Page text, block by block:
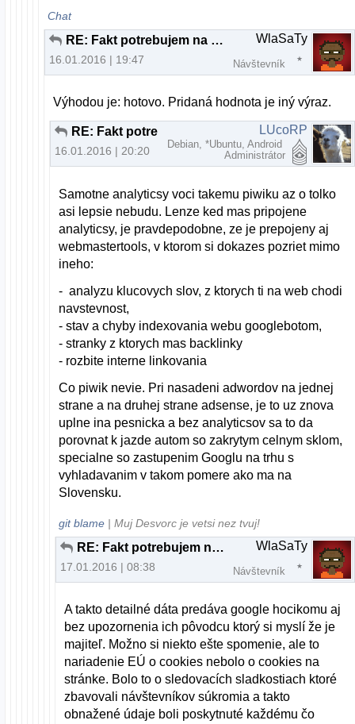
Chat
RE: Fakt potrebujem na prehliadanie webu nový počítač?
16.01.2016 | 19:47
WlaSaTy
Návštevník
Výhodou je: hotovo. Pridaná hodnota je iný výraz.
16.01.2016 | 20:20
LUcoRP
Debian, *Ubuntu, Android
Administrátor
Samotne analyticsy voci takemu piwiku az o tolko
asi lepsie nebudu. Lenze ked mas pripojene
analyticsy, je pravdepodobne, ze je prepojeny aj
webmastertools, v ktorom si dokazes pozriet mimo
ineho:
- analyzu klucovych slov, z ktorych ti na web chodi
navstevnost,
- stav a chyby indexovania webu googlebotom,
- stranky z ktorych mas backlinky
- rozbite interne linkovania
Co piwik nevie. Pri nasadeni adwordov na jednej
strane a na druhej strane adsense, je to uz znova
uplne ina pesnicka a bez analyticsov sa to da
porovnat k jazde autom so zakrytym celnym sklom,
specialne so zastupenim Googlu na trhu s
vyhladavanim v takom pomere ako ma na
Slovensku.
git blame | Muj Desvorc je vetsi nez tvuj!
RE: Fakt potrebujem na prehliadanie webu nový počítač?
17.01.2016 | 08:38
WlaSaTy
Návštevník
A takto detailné dáta predáva google hocikomu aj
bez upozornenia ich pôvodcu ktorý si myslí že je
majiteľ. Možno si niekto ešte spomenie, ale to
nariadenie EÚ o cookies nebolo o cookies na
stránke. Bolo to o sledovacích sladkostiach ktoré
zbavovali návštevníkov súkromia a takto
obnažené údaje boli poskytnuté každému čo